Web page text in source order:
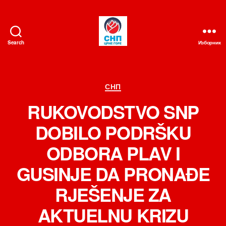
Search Изборник
Категорије
СНП
RUKOVODSTVO SNP
DOBILO PODRŠKU
ODBORA PLAV I
GUSINJE DA PRONAĐE
RJEŠENJE ZA
AKTUELNU KRIZU